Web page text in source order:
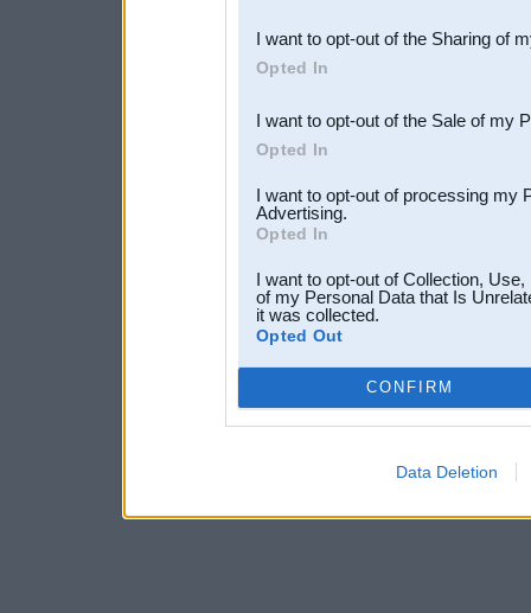
Downstream Participants
third parties.
I want to opt-out of the Sharing of
Opted In
I want to opt-out of the Sale of my
Opted In
I want to opt-out of processing my
Advertising.
Opted In
I want to opt-out of Collection,
of my Personal Data that Is
it was collected.
Opted Out
CONFIRM
Data Deletion